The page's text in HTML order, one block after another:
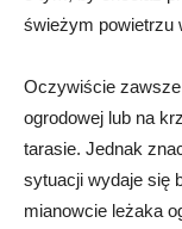
świeżym powietrzu
Oczywiście
ogrodowej lub na
tarasie. Jednak
sytuacji wydaje się
mianowcie leżaka